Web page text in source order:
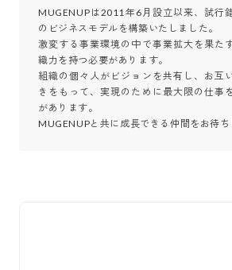
MUGENUPは2011年6月設立以来、試行
のビジネスモデルを構築いたしました。
激変する事業環境の中で事業拡大を果た
織力を持つ必要があります。
組織の個々人がビジョンを共有し、お互
きをもって、実現のために最大限の仕事
があります。
MUGENUPと共に成長できる仲間をお待ち